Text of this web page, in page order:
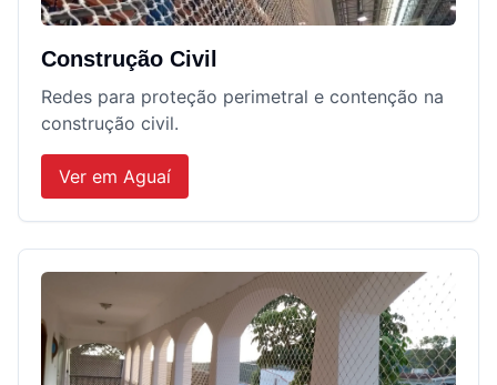
Construção Civil
Redes para proteção perimetral e contenção na
construção civil.
Ver em Aguaí